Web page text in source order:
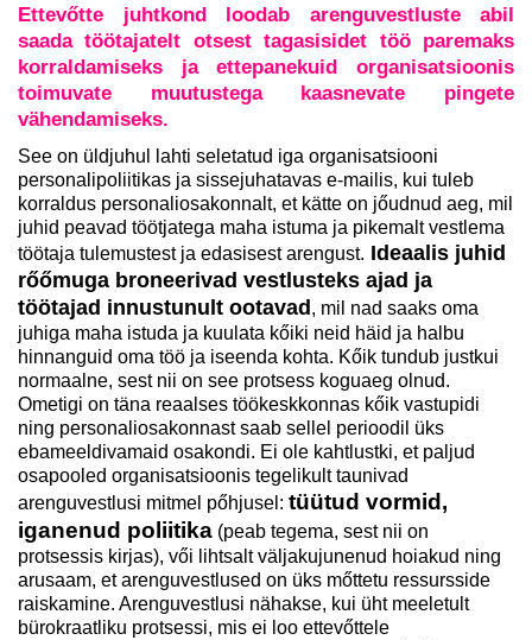
Ettevőtte juhtkond loodab arenguvestluste abil
saada töötajatelt otsest tagasisidet töö paremaks
korraldamiseks ja ettepanekuid organisatsioonis
toimuvate muutustega kaasnevate pingete
vähendamiseks.
See on üldjuhul lahti seletatud iga organisatsiooni
personalipoliitikas ja sissejuhatavas e-mailis, kui tuleb
korraldus personaliosakonnalt, et kätte on jőudnud aeg, mil
juhid peavad töötjatega maha istuma ja pikemalt vestlema
töötaja tulemustest ja edasisest arengust. Ideaalis juhid
rőőmuga broneerivad vestlusteks ajad ja
töötajad innustunult ootavad , mil nad saaks oma
juhiga maha istuda ja kuulata kőiki neid häid ja halbu
hinnanguid oma töö ja iseenda kohta. Kőik tundub justkui
normaalne, sest nii on see protsess koguaeg olnud.
Ometigi on täna reaalses töökeskkonnas kőik vastupidi
ning personaliosakonnast saab sellel perioodil üks
ebameeldivamaid osakondi. Ei ole kahtlustki, et paljud
osapooled organisatsioonis tegelikult taunivad
arenguvestlusi mitmel pőhjusel: tüütud vormid,
iganenud poliitika (peab tegema, sest nii on
protsessis kirjas), vői lihtsalt väljakujunenud hoiakud ning
arusaam, et arenguvestlused on üks mőttetu ressursside
raiskamine. Arenguvestlusi nähakse, kui üht meeletult
bürokraatliku protsessi, mis ei loo ettevőttele